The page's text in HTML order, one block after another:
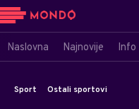
Naslovna Najnovije Info
Sport Ostali sportovi